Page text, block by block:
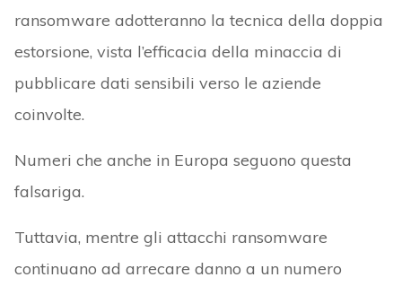
ransomware adotteranno la tecnica della doppia
estorsione, vista l’efficacia della minaccia di
pubblicare dati sensibili verso le aziende
coinvolte.
Numeri che anche in Europa seguono questa
falsariga.
Tuttavia, mentre gli attacchi ransomware
continuano ad arrecare danno a un numero